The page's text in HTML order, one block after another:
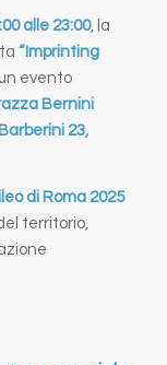
alle 23:00, la
“Imprinting
evento
Bernini
23,
di Roma 2025
territorio,